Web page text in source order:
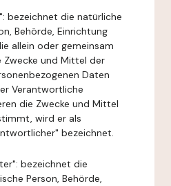
bezeichnet die natürliche
Behörde, Einrichtung
allein oder gemeinsam
und Mittel der
Daten
Verantwortliche
die Zwecke und Mittel
wird er als
bezeichnet.
bezeichnet die
Person, Behörde,